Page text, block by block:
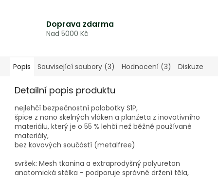
Doprava zdarma
Nad 5000 Kč
Popis Související soubory (3) Hodnocení (3) Diskuze
Detailní popis produktu
nejlehčí bezpečnostní polobotky S1P,
špice z nano skelných vláken a planžeta z inovativního
materiálu, který je o 55 % lehčí než běžně používané
materiály,
bez kovových součástí (metalfree)
svršek: Mesh tkanina a extraprodyšný polyuretan
anatomická stélka - podporuje správné držení těla,